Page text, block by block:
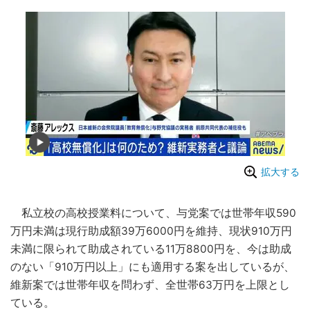
拡大する
私立校の高校授業料について、与党案では世帯年収590
万円未満は現行助成額39万6000円を維持、現状910万円
未満に限られて助成されている11万8800円を、今は助成
のない「910万円以上」にも適用する案を出しているが、
維新案では世帯年収を問わず、全世帯63万円を上限とし
ている。